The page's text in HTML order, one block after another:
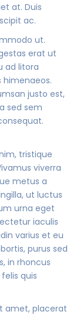
at. Duis
ac.
ut.
erat ut
ad litora
justo est,
sed sem
tristique
viverra
metus a
ut luctus
urna eget
iaculis
varius et eu
purus sed
in rhoncus
quis
amet, placerat